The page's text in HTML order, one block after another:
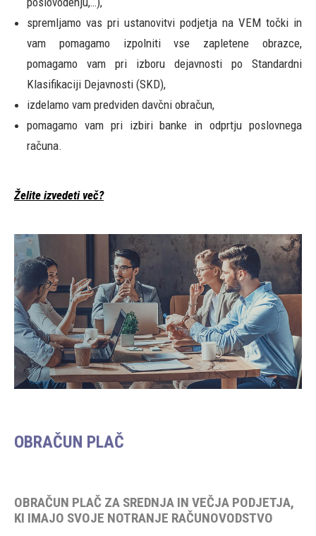
spremljamo vas pri ustanovitvi podjetja na VEM točki in
vam pomagamo izpolniti vse zapletene obrazce,
pomagamo vam pri izboru dejavnosti po Standardni
Klasifikaciji Dejavnosti (SKD),
izdelamo vam predviden davčni obračun,
pomagamo vam pri izbiri banke in odprtju poslovnega
računa.
Želite izvedeti več?
OBRAČUN PLAČ
OBRAČUN PLAČ ZA SREDNJA IN VEČJA PODJETJA,
KI IMAJO SVOJE NOTRANJE RAČUNOVODSTVO